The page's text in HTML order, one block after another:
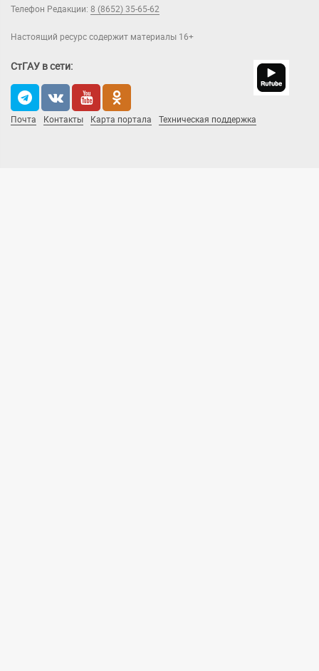
Телефон Редакции: 8 (8652) 35-65-62
Настоящий ресурс содержит материалы 16+
СтГАУ в сети:
Почта Контакты Карта портала Техническая поддержка